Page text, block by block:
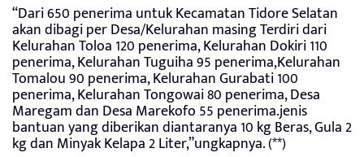
“Dari 650 penerima untuk Kecamatan Tidore Selatan
akan dibagi per Desa/Kelurahan masing Terdiri dari
Kelurahan Toloa 120 penerima, Kelurahan Dokiri 110
penerima, Kelurahan Tuguiha 95 penerima,Kelurahan
Tomalou 90 penerima, Kelurahan Gurabati 100
penerima, Kelurahan Tongowai 80 penerima, Desa
Maregam dan Desa Marekofo 55 penerima.jenis
bantuan yang diberikan diantaranya 10 kg Beras, Gula 2
kg dan Minyak Kelapa 2 Liter,”ungkapnya. (**)